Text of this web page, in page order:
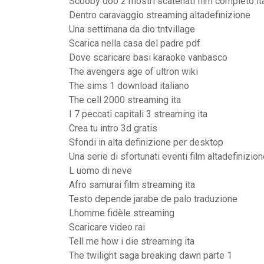
Dentro caravaggio streaming altadefinizione
Una settimana da dio tntvillage
Scarica nella casa del padre pdf
Dove scaricare basi karaoke vanbasco
The avengers age of ultron wiki
The sims 1 download italiano
The cell 2000 streaming ita
I 7 peccati capitali 3 streaming ita
Crea tu intro 3d gratis
Sfondi in alta definizione per desktop
Una serie di sfortunati eventi film
L uomo di neve
Afro samurai film streaming ita
Testo depende jarabe de palo traduzione
Lhomme fidèle streaming
Scaricare video rai
Tell me how i die streaming ita
The twilight saga breaking dawn parte 1